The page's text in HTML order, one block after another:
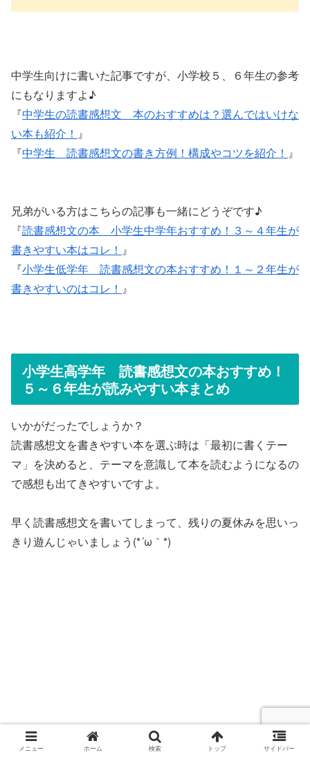
中学生向けに書いた記事ですが、小学校５、６年生の参考
にもなりますよ♪
『中学生の読書感想文 本のおすすめは？選んではいけな
い本も紹介！ 』
『中学生 読書感想文の書き方例！構成やコツを紹介！ 』
兄弟がいる方はこちらの記事も一緒にどうぞです♪
『読書感想文の本 小学生中学年おすすめ！３～４年生が
書きやすい本はコレ！ 』
『小学生低学年 読書感想文の本おすすめ！１～２年生が
書きやすいのはコレ！ 』
小学生高学年 読書感想文の本おすすめ！
５～６年生が読みやすい本まとめ
いかがだったでしょうか？
読書感想文を書きやすい本を選ぶ時は「最初に書くテー
マ」を決めると、テーマを意識して本を読むようになるの
で感想も出てきやすいですよ。
早く読書感想文を書いてしまって、残りの夏休みを思いっ
きり遊んじゃいましょう(*´ω｀*)
メニュー ホーム 検索 トップ サイドバー